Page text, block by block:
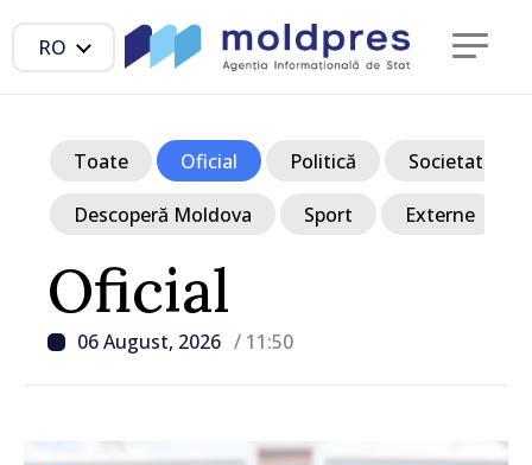
RO
Oficial
06 August, 2026 / 11:50
Toate Oficial Politică Societate
Descoperă Moldova Sport Externe